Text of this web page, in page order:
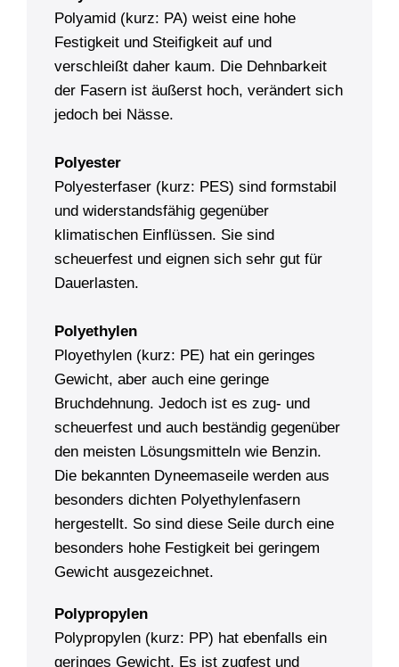
Polyamid (kurz: PA) weist eine hohe
Festigkeit und Steifigkeit auf und
verschleißt daher kaum. Die Dehnbarkeit
der Fasern ist äußerst hoch, verändert sich
jedoch bei Nässe.
Polyester
Polyesterfaser (kurz: PES) sind formstabil
und widerstandsfähig gegenüber
klimatischen Einflüssen. Sie sind
scheuerfest und eignen sich sehr gut für
Dauerlasten.
Polyethylen
Ployethylen (kurz: PE) hat ein geringes
Gewicht, aber auch eine geringe
Bruchdehnung. Jedoch ist es zug- und
scheuerfest und auch beständig gegenüber
den meisten Lösungsmitteln wie Benzin.
Die bekannten Dyneemaseile werden aus
besonders dichten Polyethylenfasern
hergestellt. So sind diese Seile durch eine
besonders hohe Festigkeit bei geringem
Gewicht ausgezeichnet.
Polypropylen
Polypropylen (kurz: PP) hat ebenfalls ein
geringes Gewicht. Es ist zugfest und